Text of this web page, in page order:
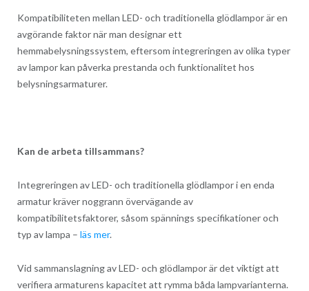
Kompatibiliteten mellan LED- och traditionella glödlampor är en
avgörande faktor när man designar ett
hemmabelysningssystem, eftersom integreringen av olika typer
av lampor kan påverka prestanda och funktionalitet hos
belysningsarmaturer.
Kan de arbeta tillsammans?
Integreringen av LED- och traditionella glödlampor i en enda
armatur kräver noggrann övervägande av
kompatibilitetsfaktorer, såsom spännings specifikationer och
typ av lampa – läs mer.
Vid sammanslagning av LED- och glödlampor är det viktigt att
verifiera armaturens kapacitet att rymma båda lampvarianterna.